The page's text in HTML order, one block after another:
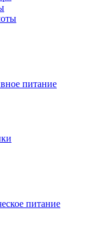
питание
питание